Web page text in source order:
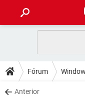
CELULAR
OUTLOOK
DICAS
JOGOS
DOWNLOADS
Fórum
Anterior